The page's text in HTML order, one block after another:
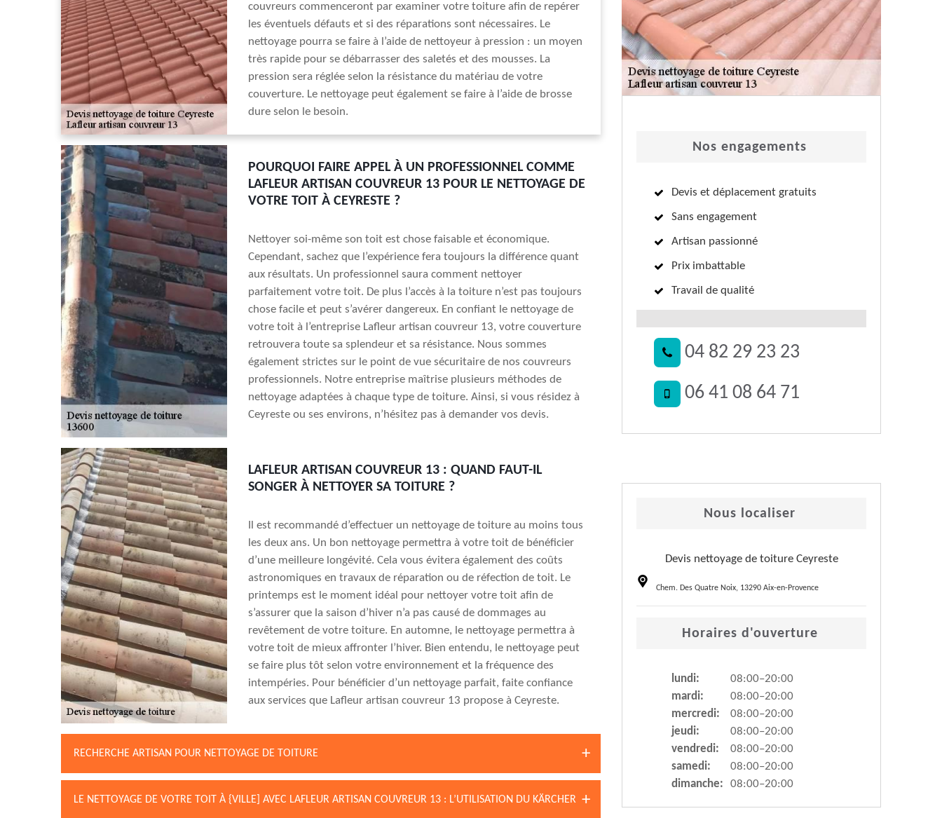
couvreurs commenceront par examiner votre toiture afin de repérer
les éventuels défauts et si des réparations sont nécessaires. Le
nettoyage pourra se faire à l’aide de nettoyeur à pression : un moyen
très rapide pour se débarrasser des saletés et des mousses. La
pression sera réglée selon la résistance du matériau de votre
couverture. Le nettoyage peut également se faire à l’aide de brosse
dure selon le besoin.
POURQUOI FAIRE APPEL À UN PROFESSIONNEL COMME
LAFLEUR ARTISAN COUVREUR 13 POUR LE NETTOYAGE DE
VOTRE TOIT À CEYRESTE ?
Nettoyer soi-même son toit est chose faisable et économique.
Cependant, sachez que l’expérience fera toujours la différence quant
aux résultats. Un professionnel saura comment nettoyer
parfaitement votre toit. De plus l’accès à la toiture n’est pas toujours
chose facile et peut s’avérer dangereux. En confiant le nettoyage de
votre toit à l’entreprise Lafleur artisan couvreur 13, votre couverture
retrouvera toute sa splendeur et sa résistance. Nous sommes
également strictes sur le point de vue sécuritaire de nos couvreurs
professionnels. Notre entreprise maîtrise plusieurs méthodes de
nettoyage adaptées à chaque type de toiture. Ainsi, si vous résidez à
Ceyreste ou ses environs, n’hésitez pas à demander vos devis.
LAFLEUR ARTISAN COUVREUR 13 : QUAND FAUT-IL
SONGER À NETTOYER SA TOITURE ?
Il est recommandé d’effectuer un nettoyage de toiture au moins tous
les deux ans. Un bon nettoyage permettra à votre toit de bénéficier
d’une meilleure longévité. Cela vous évitera également des coûts
astronomiques en travaux de réparation ou de réfection de toit. Le
printemps est le moment idéal pour nettoyer votre toit afin de
s’assurer que la saison d’hiver n’a pas causé de dommages au
revêtement de votre toiture. En automne, le nettoyage permettra à
votre toit de mieux affronter l’hiver. Bien entendu, le nettoyage peut
se faire plus tôt selon votre environnement et la fréquence des
intempéries. Pour bénéficier d’un nettoyage parfait, faite confiance
aux services que Lafleur artisan couvreur 13 propose à Ceyreste.
RECHERCHE ARTISAN POUR NETTOYAGE DE TOITURE
LE NETTOYAGE DE VOTRE TOIT À {VILLE] AVEC LAFLEUR ARTISAN COUVREUR 13 : L’UTILISATION DU KÄRCHER
Nos engagements
Devis et déplacement gratuits
Sans engagement
Artisan passionné
Prix imbattable
Travail de qualité
04 82 29 23 23
06 41 08 64 71
Nous localiser
Devis nettoyage de toiture Ceyreste
Chem. Des Quatre Noix, 13290 Aix-en-Provence
Horaires d'ouverture
lundi:
08:00–20:00
mardi:
08:00–20:00
mercredi:
08:00–20:00
jeudi:
08:00–20:00
vendredi:
08:00–20:00
samedi:
08:00–20:00
dimanche:
08:00–20:00